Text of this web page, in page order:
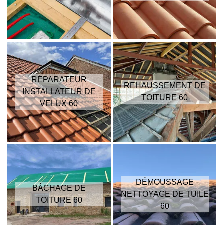
RÉPARATEUR
INSTALLATEUR DE
VELUX 60
REHAUSSEMENT DE
TOITURE 60
BÂCHAGE DE
TOITURE 60
DÉMOUSSAGE
NETTOYAGE DE TUILE
60